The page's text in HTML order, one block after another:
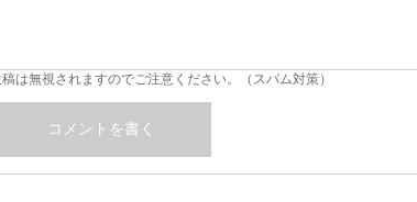
は無視されますのでご注意ください。（スパム対策）